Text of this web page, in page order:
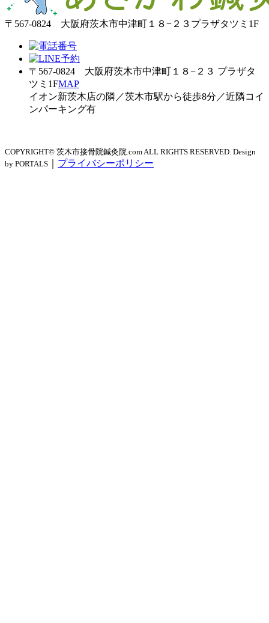
〒567-0824 大阪府茨木市中津町１８−２３プラザタツミ1F
〒567-0824 大阪府茨木市中津町１８−２３ プラザタ
ツミ1FMAP
イオン新茨木店の隣／茨木市駅から徒歩8分／近隣コイ
ンパーキング有
COPYRIGHT© 茨木市接骨院鍼灸院.com ALL RIGHTS RESERVED. Design
by PORTALS
プライバシーポリシー